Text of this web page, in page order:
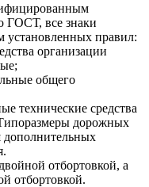
ГОСТ, все знаки
установленных правил:
организации
общего
технические средства
дорожных
отбортовкой, а
отбортовкой.